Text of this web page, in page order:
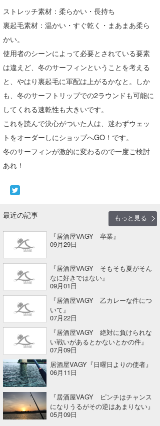
ストレッチ素材：柔らかい・長持ち
裏起毛素材：温かい・すぐ乾く・まあまあ柔ら
かい。
使用者のシーンによって必要とされている要素
は違えど、冬のサーフィンということを考える
と、やはり裏起毛に軍配は上がるかなと。しか
も、冬のサーフトリップでの2ラウンドも可能に
してくれる速乾性も大きいです。
これを読んで決心がついた人は、迷わずウェッ
トをオーダーしにショップへGO！です。
冬のサーフィンが激的に変わるので一度ご検討
あれ！
最近の記事
もっと見る
『居酒屋VAGY 卒業』
09月29日
『居酒屋VAGY そもそも夏がそん
なに好きではない』
09月01日
『居酒屋VAGY 乙カレーな件につ
いて』
07月22日
『居酒屋VAGY 絶対に負けられな
い戦いがあるとかないとかの件』
07月09日
居酒屋VAGY『日曜日よりの使者』
06月11日
『居酒屋VAGY ピンチはチャンス
になりうるがその逆はあまりない』
05月09日